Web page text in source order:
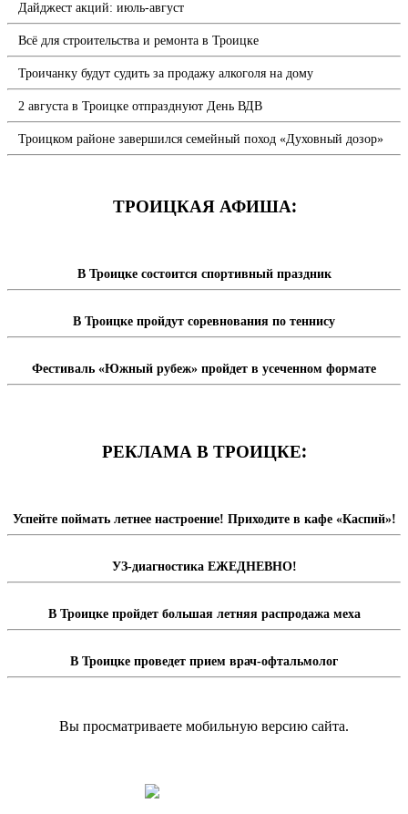
Дайджест акций: июль-август
Всё для строительства и ремонта в Троицке
Троичанку будут судить за продажу алкоголя на дому
2 августа в Троицке отпразднуют День ВДВ
Троицком районе завершился семейный поход «Духовный дозор»
ТРОИЦКАЯ АФИША:
В Троицке состоится спортивный праздник
В Троицке пройдут соревнования по теннису
Фестиваль «Южный рубеж» пройдет в усеченном формате
РЕКЛАМА В ТРОИЦКЕ:
Успейте поймать летнее настроение! Приходите в кафе «Каспий»!
УЗ-диагностика ЕЖЕДНЕВНО!
В Троицке пройдет большая летняя распродажа меха
В Троицке проведет прием врач-офтальмолог
Вы просматриваете мобильную версию сайта.